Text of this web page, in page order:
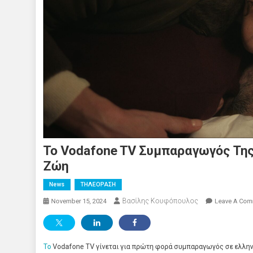
To Vodafone TV Συμπαραγωγός
Ζώη
News ΤΗΛΕΟΡΑΣΗ
November 15, 2024 Βασίλης Κουφόπουλος Leave A
Το Vodafone TV γίνεται για πρώτη φορά συμπαραγωγός σε